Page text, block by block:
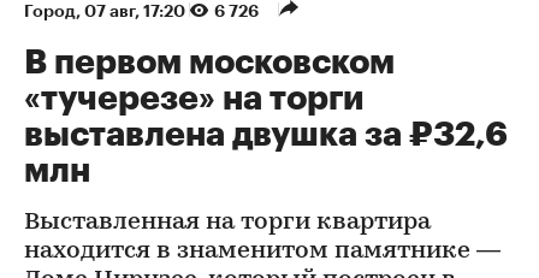
Город 07 авг, 17:20 6 726
В первом московском
«тучерезе» на торги
выставлена двушка за ₽32,6
млн
Выставленная на торги квартира
находится в знаменитом памятнике —